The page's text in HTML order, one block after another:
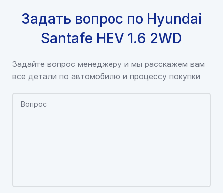
Задать вопрос по Hyundai
Santafe HEV 1.6 2WD
Задайте вопрос менеджеру и мы расскажем вам
все детали по автомобилю и процессу покупки